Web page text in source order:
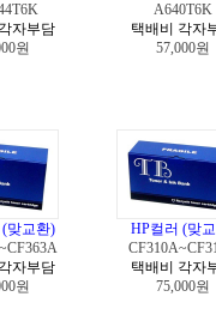
자부담
원
A640T6K
택배비 각자
57,000원
맞교환)
자부담
원
HP컬러 (맞
택배비 각자
75,000원